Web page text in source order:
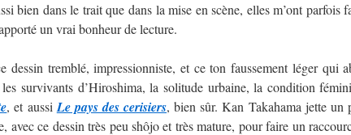
bien dans le trait que dans la mise en scène, elles m’ont parfois
un vrai bonheur de lecture.
dessin tremblé, impressionniste, et ce ton faussement léger qui
les survivants d’Hiroshima, la solitude urbaine, la condition
, et aussi Le pays des cerisiers, bien sûr. Kan Takahama jette un
avec ce dessin très peu shôjo et très mature, pour faire un